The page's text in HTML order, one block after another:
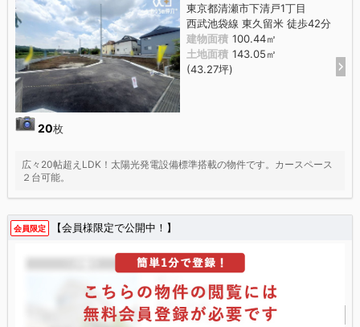
20枚
東京都清瀬市下清戸1丁目
西武池袋線 東久留米 徒歩42分
建物面積 100.44㎡
土地面積 143.05㎡
(43.27坪)
広々20帖超えLDK！太陽光発電設備標準搭載の物件です。カースペース
２台可能。
会員限定 【会員様限定で公開中！】